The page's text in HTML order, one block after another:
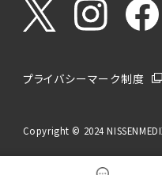
プライバシーマーク制度
Copyright © 2024